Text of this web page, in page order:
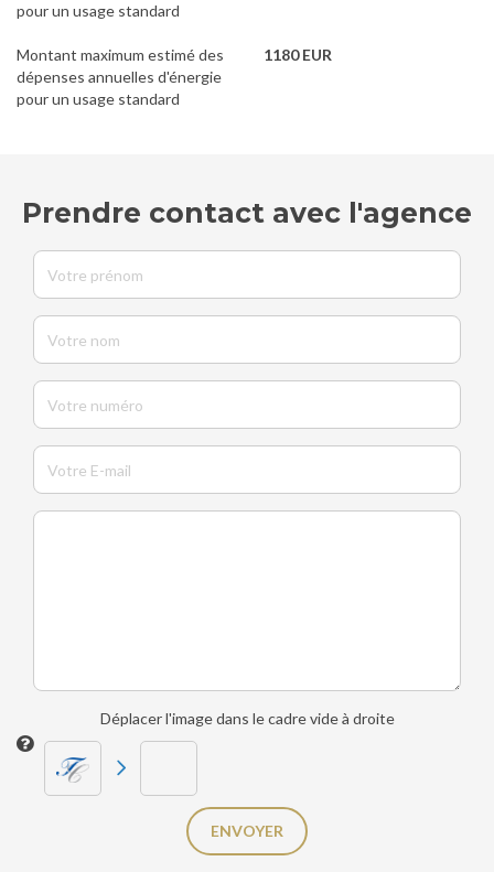
pour un usage standard
Montant maximum estimé des
dépenses annuelles d'énergie
pour un usage standard
1180 EUR
Prendre contact avec l'agence
Déplacer l'image dans le cadre vide à droite
ENVOYER